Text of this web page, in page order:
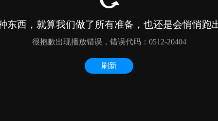
东西，就算我们做了所有准备，也还是会悄悄跑
很抱歉出现播放错误，错误代码：0512-20404
刷新